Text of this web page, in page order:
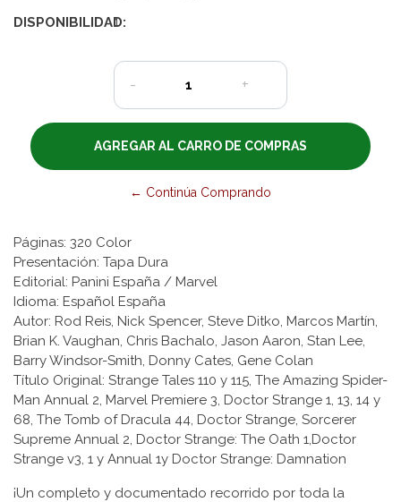
DISPONIBILIDAD:
1
- +
← Continúa Comprando
Páginas: 320 Color
Presentación: Tapa Dura
Editorial: Panini España / Marvel
Idioma: Español España
Autor: Rod Reis, Nick Spencer, Steve Ditko, Marcos Martín,
Brian K. Vaughan, Chris Bachalo, Jason Aaron, Stan Lee,
Barry Windsor-Smith, Donny Cates, Gene Colan
Título Original: Strange Tales 110 y 115, The Amazing Spider-
Man Annual 2, Marvel Premiere 3, Doctor Strange 1, 13, 14 y
68, The Tomb of Dracula 44, Doctor Strange, Sorcerer
Supreme Annual 2, Doctor Strange: The Oath 1,Doctor
Strange v3, 1 y Annual 1y Doctor Strange: Damnation
¡Un completo y documentado recorrido por toda la